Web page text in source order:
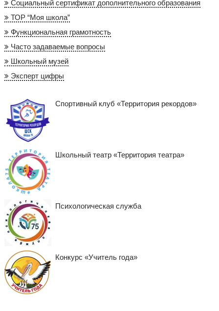
Социальный сертификат дополнительного образования
ТОР “Моя школа”
Функциональная грамотность
Часто задаваемые вопросы
Школьный музей
Эксперт цифры
Спортивный клуб «Территория рекордов»
Школьный театр «Территория театра»
Психологическая служба
Конкурс «Учитель года»